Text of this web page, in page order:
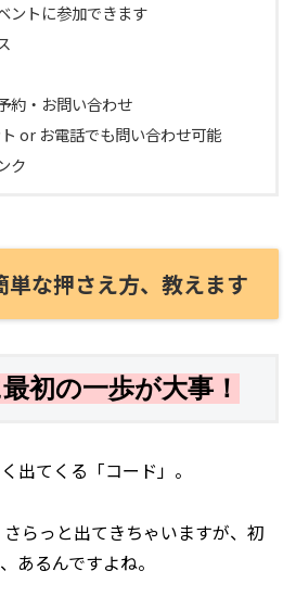
ントに参加できます
約・お問い合わせ
or お電話でも問い合わせ可能
ク
単な押さえ方、教えます
初の一歩が大事！
出てくる「コード」。
らっと出てきちゃいますが、初
あるんですよね。